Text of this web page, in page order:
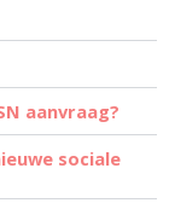
aanvraag?
sociale